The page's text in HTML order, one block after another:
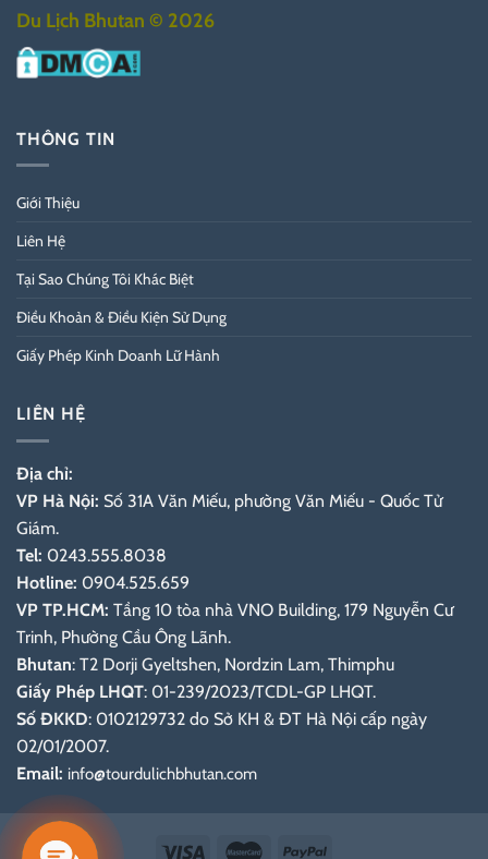
Du Lịch Bhutan © 2026
THÔNG TIN
Giới Thiệu
Liên Hệ
Tại Sao Chúng Tôi Khác Biệt
Điều Khoản & Điều Kiện Sử Dụng
Giấy Phép Kinh Doanh Lữ Hành
LIÊN HỆ
Địa chỉ:
VP Hà Nội: Số 31A Văn Miếu, phường Văn Miếu - Quốc Tử
Giám.
Tel: 0243.555.8038
Hotline: 0904.525.659
VP TP.HCM: Tầng 10 tòa nhà VNO Building, 179 Nguyễn Cư
Trinh, Phường Cầu Ông Lãnh.
Bhutan: T2 Dorji Gyeltshen, Nordzin Lam, Thimphu
Giấy Phép LHQT: 01-239/2023/TCDL-GP LHQT.
Số ĐKKD: 0102129732 do Sở KH & ĐT Hà Nội cấp ngày
02/01/2007.
Email: info@tourdulichbhutan.com